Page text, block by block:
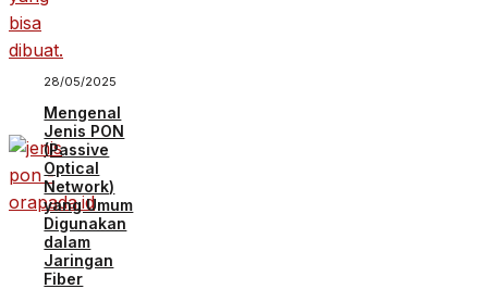
28/05/2025
Mengenal
Jenis PON
(Passive
Optical
Network)
yang Umum
Digunakan
dalam
Jaringan
Fiber